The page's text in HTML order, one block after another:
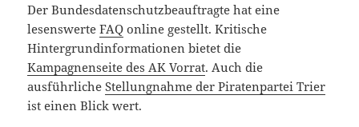
Der Bundesdatenschutzbeauftragte hat eine
lesenswerteFAQ online gestellt. Kritische
Hintergrundinformationen bietet die
Kampagnenseite des AK Vorrat. Auch die
ausführlicheStellungnahme der Piratenpartei Trier
ist einen Blick wert.